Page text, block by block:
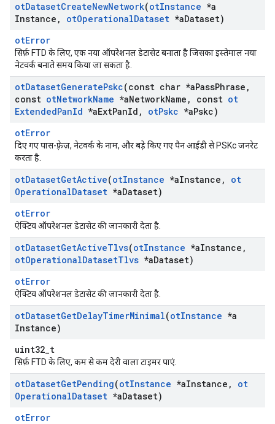
otDatasetCreateNewNetwork(otInstance *a
Instance , otOperationalDataset *aDataset)
otError
सिर्फ़ FTD के लिए, एक नया ऑपरेशनल डेटासेट बनाता है जिसका इस्तेमाल नया
नेटवर्क बनाते समय किया जा सकता है.
otDatasetGeneratePskc(const char *aPassPhrase ,
const otNetworkName *aNetworkName , const ot
ExtendedPanId *aExtPanId , otPskc *aPskc)
otError
दिए गए पास-फ़्रेज़, नेटवर्क के नाम, और बड़े किए गए पैन आईडी से PSKc जनरेट
करता है.
otDatasetGetActive(otInstance *aInstance ,
ot
OperationalDataset *aDataset)
otError
ऐक्टिव ऑपरेशनल डेटासेट की जानकारी देता है.
otDatasetGetActiveTlvs(otInstance *aInstance ,
otOperationalDatasetTlvs *aDataset)
otError
ऐक्टिव ऑपरेशनल डेटासेट की जानकारी देता है.
otDatasetGetDelayTimerMinimal(otInstance *a
Instance)
uint32_t
सिर्फ़ FTD के लिए, कम से कम देरी वाला टाइमर पाएं.
otDatasetGetPending(otInstance *aInstance ,
ot
OperationalDataset *aDataset)
otError